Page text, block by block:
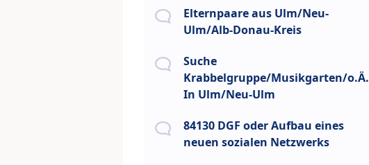
Elternpaare aus Ulm/Neu-
Ulm/Alb-Donau-Kreis
Suche
Krabbelgruppe/Musikgarten/o.Ä.
In Ulm/Neu-Ulm
84130 DGF oder Aufbau eines
neuen sozialen Netzwerks